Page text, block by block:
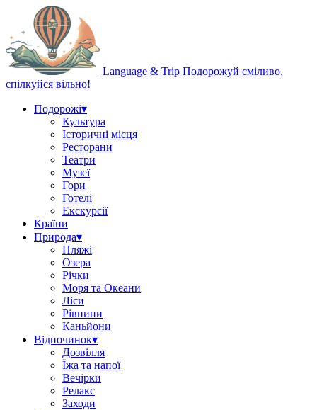
Language & Trip Подорожуй сміливо,
спілкуйся вільно!
Подорожі▾
Культура
Історичні місця
Ресторани
Театри
Музеї
Гори
Готелі
Екскурсії
Країни
Природа▾
Пляжі
Озера
Річки
Моря та Океани
Ліси
Рівнини
Каньйони
Відпочинок▾
Дозвілля
Їжа та напої
Вечірки
Релакс
Заходи